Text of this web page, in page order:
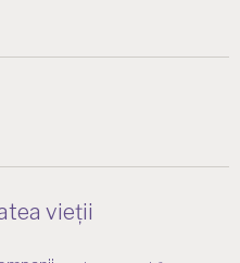
vieții